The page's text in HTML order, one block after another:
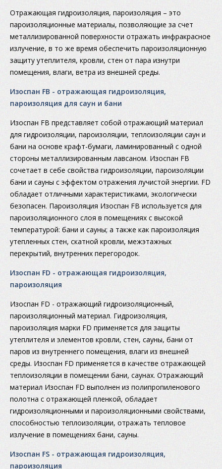
Отражающая гидроизоляция, пароизоляция – это
пароизоляционные материалы, позволяющие за счет
металлизированной поверхности отражать инфракрасное
излучение, в то же время обеспечить пароизоляционную
защиту утеплителя, кровли, стен от пара изнутри
помещения, влаги, ветра из внешней среды.
Изоспан FB - отражающая гидроизоляция,
пароизоляция для саун и бани
Изоспан FB представляет собой отражающий материал
для гидроизоляции, пароизоляции, теплоизоляции саун и
бани на основе крафт-бумаги, ламинированный с одной
стороны металлизированным лавсаном. Изоспан FB
сочетает в себе свойства гидроизоляции, пароизоляции
бани и сауны с эффектом отражения лучистой энергии. FD
обладает отличными характеристиками, экологически
безопасен. Пароизоляция Изоспан FB используется для
пароизоляционного слоя в помещениях с высокой
температурой: бани и сауны; а также как пароизоляция
утепленных стен, скатной кровли, межэтажных
перекрытий, внутренних перегородок.
Изоспан FD - отражающая гидроизоляция,
пароизоляция
Изоспан FD - отражающий гидроизоляционный,
пароизоляционный материал. Гидроизоляция,
пароизоляция марки FD применяется для защиты
утеплителя и элементов кровли, стен, сауны, бани от
паров из внутреннего помещения, влаги из внешней
среды. Изоспан FD применяется в качестве отражающей
теплоизоляции в помещении бани, саунах. Отражающий
материал Изоспан FD выполнен из полипропиленового
полотна с отражающей пленкой, обладает
гидроизоляционными и пароизоляционными свойствами,
способностью теплоизоляции, отражать тепловое
излучение в помещениях бани, сауны.
Изоспан FS - отражающая гидроизоляция,
пароизоляция